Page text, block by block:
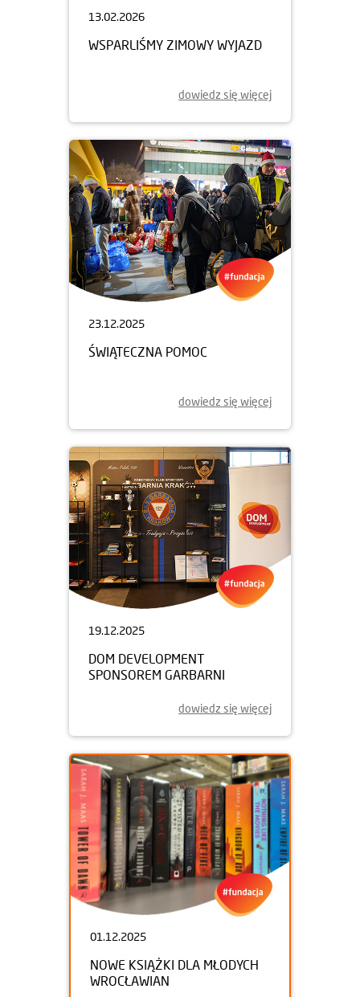
13.02.2026
WSPARLIŚMY ZIMOWY WYJAZD
dowiedz się więcej
23.12.2025
ŚWIĄTECZNA POMOC
dowiedz się więcej
19.12.2025
DOM DEVELOPMENT
SPONSOREM GARBARNI
dowiedz się więcej
01.12.2025
NOWE KSIĄŻKI DLA MŁODYCH
WROCŁAWIAN